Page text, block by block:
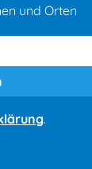
und Orten
.